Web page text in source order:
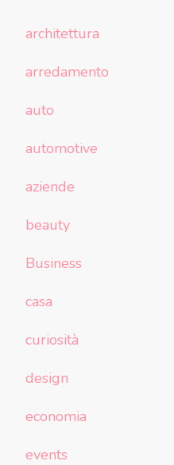
architettura
arredamento
auto
automotive
aziende
beauty
Business
casa
curiosità
design
economia
events